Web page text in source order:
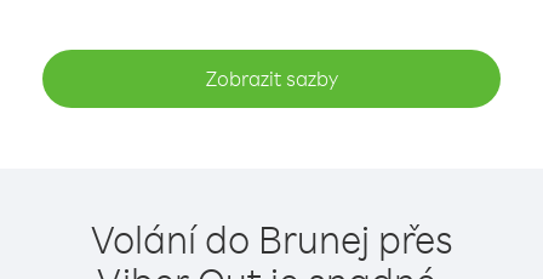
Zobrazit sazby
Volání do Brunej přes